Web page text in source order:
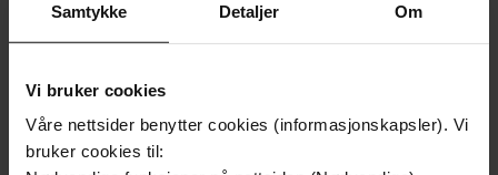
Samtykke Detaljer Om
Vi bruker cookies
Våre nettsider benytter cookies (informasjonskapsler). Vi
bruker cookies til:
Undertittel Transform your Health in 8 Weeks
Forlag Short Books
Utgitt 05.01.2023